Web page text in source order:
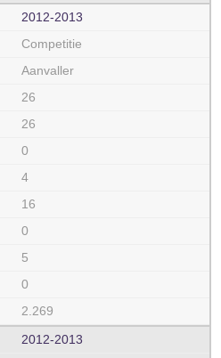
2012‑2013
Competitie
Aanvaller
26
26
0
4
16
0
5
0
2.269
2012‑2013